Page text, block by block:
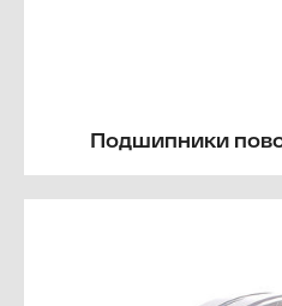
Подшипники